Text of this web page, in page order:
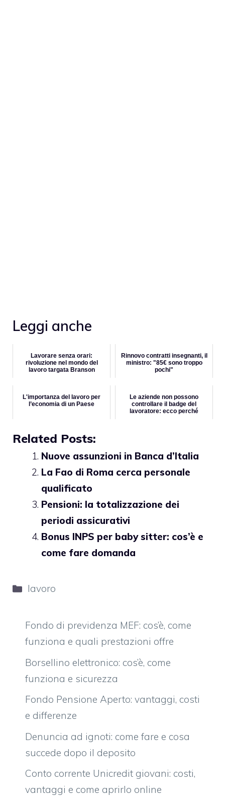
Leggi anche
Lavorare senza orari:
rivoluzione nel mondo del
lavoro targata Branson
Rinnovo contratti insegnanti, il
ministro: "85€ sono troppo
pochi"
L'importanza del lavoro per
l’economia di un Paese
Le aziende non possono
controllare il badge del
lavoratore: ecco perché
Related Posts:
Nuove assunzioni in Banca d’Italia
La Fao di Roma cerca personale
qualificato
Pensioni: la totalizzazione dei
periodi assicurativi
Bonus INPS per baby sitter: cos’è e
come fare domanda
Categorie
lavoro
Fondo di previdenza MEF: cos’è, come
funziona e quali prestazioni offre
Borsellino elettronico: cos’è, come
funziona e sicurezza
Fondo Pensione Aperto: vantaggi, costi
e differenze
Denuncia ad ignoti: come fare e cosa
succede dopo il deposito
Conto corrente Unicredit giovani: costi,
vantaggi e come aprirlo online